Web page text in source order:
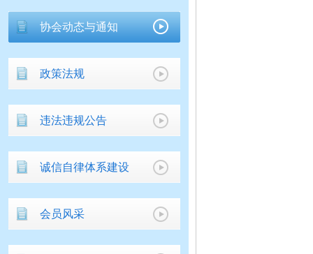
协会动态与通知
政策法规
违法违规公告
诚信自律体系建设
会员风采